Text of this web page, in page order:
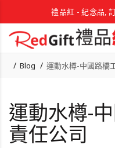
禮品紅 - 紀念品,
Blog 運動水樽-中國路橋
運動水樽-
責任公司